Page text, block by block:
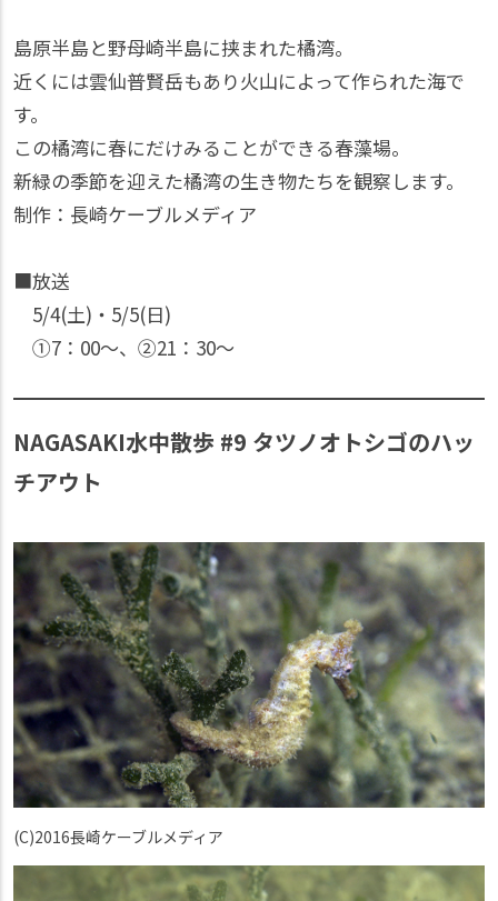
島原半島と野母崎半島に挟まれた橘湾。
近くには雲仙普賢岳もあり火山によって作られた海で
す。
この橘湾に春にだけみることができる春藻場。
新緑の季節を迎えた橘湾の生き物たちを観察します。
制作：長崎ケーブルメディア
■放送
5/4(土)・5/5(日)
①7：00〜、②21：30〜
NAGASAKI水中散歩 #9 タツノオトシゴのハッ
チアウト
(C)2016長崎ケーブルメディア